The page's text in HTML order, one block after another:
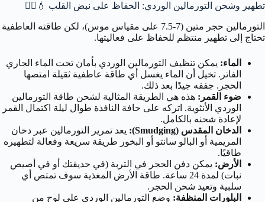
تطهير وشحن التورمالين الوردي: الحفاظ على نبض القلب 💧🧘‍♀️
التورمالين حجر متين (7-7.5 على مقياس موس)، لكن طاقته العاطفية
تحتاج إلى تطهير منتظم للحفاظ على فعاليتها.
الماء: يمكن تنظيف التورمالين الوردي بأمان تحت الماء الجاري
الفاتر. تخيل أن الماء يغسل أي طاقة عاطفية ثقيلة امتصها
الحجر. جففه جيدًا بعد ذلك.
ضوء القمر: هذه هي الطريقة المثالية لشحن طاقة التورمالين
الوردي الأنثوية. اتركه على حافة النافذة طوال ليلة اكتمال القمر
لإعادة شحنه بالكامل.
الدخان المقدس (Smudging):
يعد تمرير التورمالين عبر دخان
المريمية أو البالو سانتو أو البخور طريقة سريعة وفعالة لتطهيره
طاقيًا.
الأرض: يمكن دفن الحجر في التربة (في حديقتك أو في أصيص
نبات) لمدة 24 ساعة. طاقة الأرض المغذية سوف تمتص أي
سلبية وتعيد شحن الحجر.
البلورات المنظفة: وضع التورمالين الوردي على لوح من